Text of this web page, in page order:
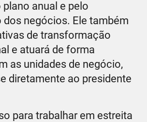
anual e pelo
dos negócios. Ele também
de transformação
e atuará de forma
as unidades de negócio,
diretamente ao presidente
para trabalhar em estreita